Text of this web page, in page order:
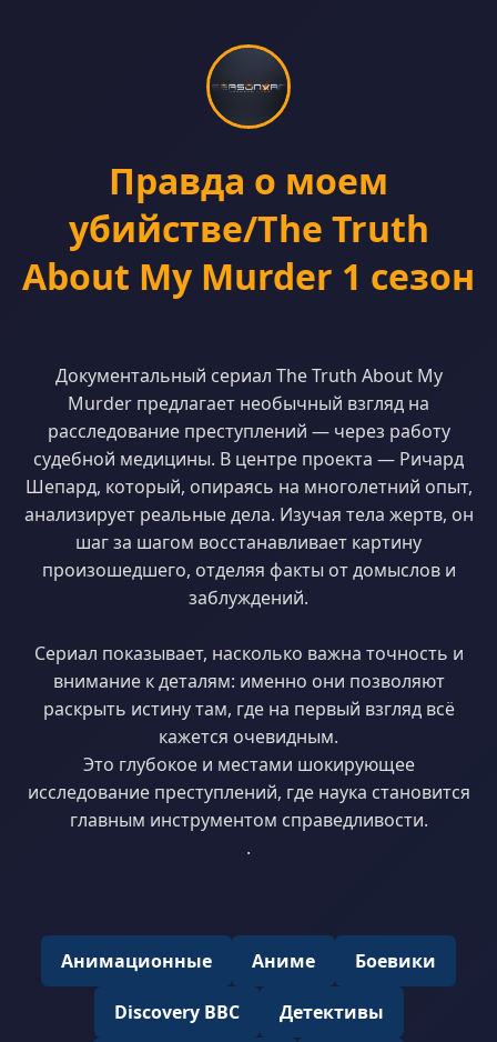
Правда о моем
убийстве/The Truth
About My Murder 1 сезон
Документальный сериал The Truth About My
Murder предлагает необычный взгляд на
расследование преступлений — через работу
судебной медицины. В центре проекта — Ричард
Шепард, который, опираясь на многолетний опыт,
анализирует реальные дела. Изучая тела жертв, он
шаг за шагом восстанавливает картину
произошедшего, отделяя факты от домыслов и
заблуждений.
Сериал показывает, насколько важна точность и
внимание к деталям: именно они позволяют
раскрыть истину там, где на первый взгляд всё
кажется очевидным.
Это глубокое и местами шокирующее
исследование преступлений, где наука становится
главным инструментом справедливости.
.
Анимационные Аниме Боевики
Discovery BBC Детективы